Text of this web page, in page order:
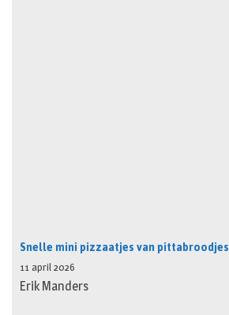
Snelle mini pizzaatjes van pittabroodjes
11 april 2026
Erik Manders